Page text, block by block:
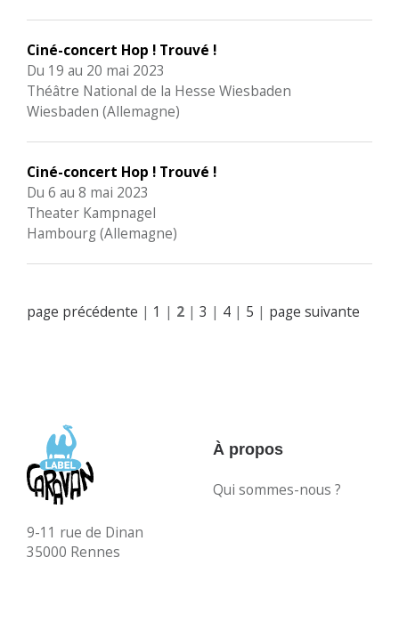
Ciné-concert Hop ! Trouvé !
Du 19 au 20 mai 2023
Théâtre National de la Hesse Wiesbaden
Wiesbaden (Allemagne)
Ciné-concert Hop ! Trouvé !
Du 6 au 8 mai 2023
Theater Kampnagel
Hambourg (Allemagne)
page précédente | 1 | 2 | 3 | 4 | 5 | page suivante
9-11 rue de Dinan
35000 Rennes
À propos
Qui sommes-nous ?